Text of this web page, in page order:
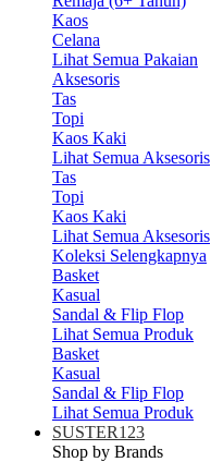
Kaos
Celana
Lihat Semua Pakaian
Aksesoris
Tas
Topi
Kaos Kaki
Lihat Semua Aksesoris
Tas
Topi
Kaos Kaki
Lihat Semua Aksesoris
Koleksi Selengkapnya
Basket
Kasual
Sandal & Flip Flop
Lihat Semua Produk
Basket
Kasual
Sandal & Flip Flop
Lihat Semua Produk
SUSTER123
Shop by Brands